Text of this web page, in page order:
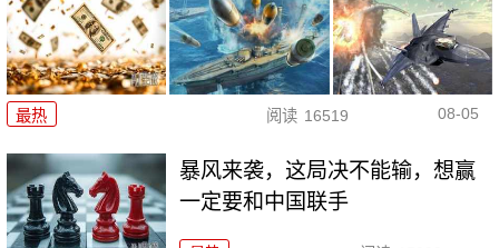
最热 阅读 16519 08-05
暴风来袭，这局决不能输，想赢
一定要和中国联手